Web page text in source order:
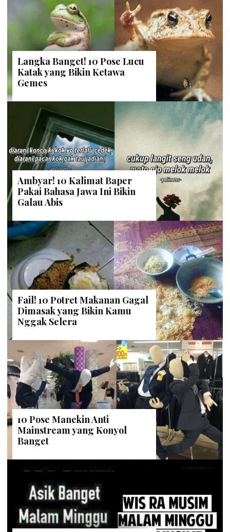
Langka Banget! 10 Pose Lucu
Katak yang Bikin Ketawa
Gemes
Ambyar! 10 Kalimat Baper
Pakai Bahasa Jawa Ini Bikin
Galau Abis
Fail! 10 Potret Makanan Gagal
Dimasak yang Bikin Kamu
Nggak Selera
10 Pose Manekin Anti
Mainstream yang Konyol
Banget